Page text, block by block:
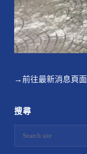
→前往最新消息頁面
搜尋